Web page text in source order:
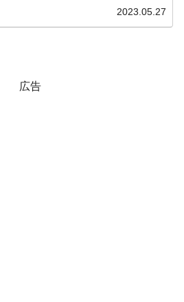
「ニセＫ-ブランドを通報しようキ
教授も登場！
が落ちました」⇒ 耐久性「なさす
最大手『POSCO』ズブズブ沈む。
2023.05.27
広告